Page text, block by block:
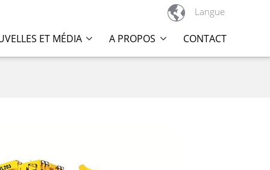
 Langue
ET MÉDIA A PROPOS CONTACT